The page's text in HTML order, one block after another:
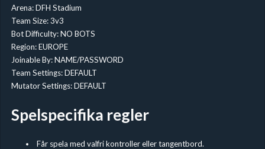
Arena: DFH Stadium
Team Size: 3v3
Bot Difficulty: NO BOTS
Region: EUROPE
Joinable By: NAME/PASSWORD
Team Settings: DEFAULT
Mutator Settings: DEFAULT
Spelspecifika regler
Får spela med valfri kontroller eller tangentbord.